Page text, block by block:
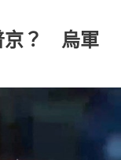
京？ 烏軍